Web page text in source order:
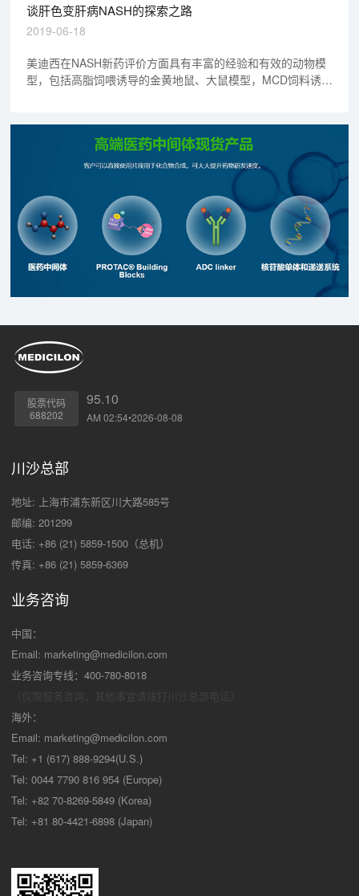
谈肝色变肝病NASH的探索之路
2019-06-18
美迪西在NASH新药评价方面具有丰富的经验和有效的动物模
型，包括高脂饲喂诱导的金黄地鼠、大鼠模型，MCD饲料诱导
鼠肝纤维化模型（大鼠）、ConA诱导的小鼠肝纤维化（小
鼠）、猪血清致免疫性大鼠肝纤维化模型（大鼠）等。
股票代码
688202
95.10
AM 02:54•2026-08-08
川沙总部
地址: 上海市浦东新区川大路585号
邮编: 201299
电话: +86 (21) 5859-1500（总机）
传真: +86 (21) 5859-6369
业务咨询
中国：
Email: marketing@medicilon.com
业务咨询专线：400-780-8018
海外：
Email: marketing@medicilon.com
Tel: +1 (617) 888-9294(U.S.)
Tel: 0044 7790 816 954 (Europe)
Tel: +82 70-8269-5849 (Korea)
Tel: +81 80-4421-6898 (Japan)